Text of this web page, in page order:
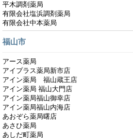
平木調剤薬局
有限会社塩浜調剤薬局
有限会社中本薬局
福山市
アース薬局
アイプラス薬局新市店
アイン薬局 福山蔵王店
アイン薬局 福山大門店
アイン薬局福山御幸店
アイン薬局福山内海店
あおぞら薬局曙店
あさひ薬局
あしだ町薬局